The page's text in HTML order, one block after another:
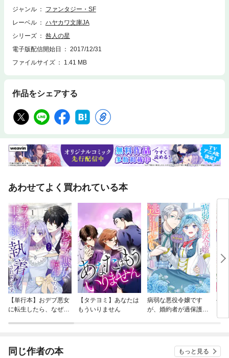
ジャンル
ファンタジー・SF
レーベル
ハヤカワ文庫JA
シリーズ
咎人の星
電子版配信開始日
2017/12/31
ファイルサイズ
1.41 MB
作品をシェアする
あわせてよく買われている本
【単行本】おデブ悪女
に転生したら、なぜか
【タテヨミ】あなたは
もういりません
病弱な悪役令嬢です
が、婚約者が過保護す
公
同じ作者の本 もっと見る